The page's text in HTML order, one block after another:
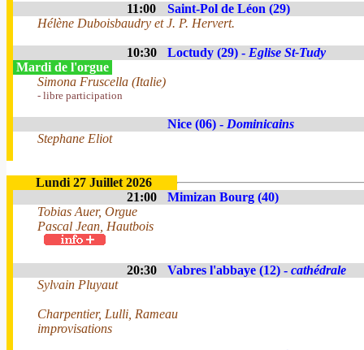
11:00
Saint-Pol de Léon (29)
Hélène Duboisbaudry et J. P. Hervert.
10:30 Loctudy (29) - Eglise St-Tudy
Mardi de l'orgue
Simona Fruscella (Italie)
- libre participation
Nice (06) - Dominicains
Stephane Eliot
Lundi 27 Juillet 2026
21:00
Mimizan Bourg (40)
Tobias Auer, Orgue
Pascal Jean, Hautbois
20:30 Vabres l'abbaye (12) - cathédrale
Sylvain Pluyaut
Charpentier, Lulli, Rameau
improvisations